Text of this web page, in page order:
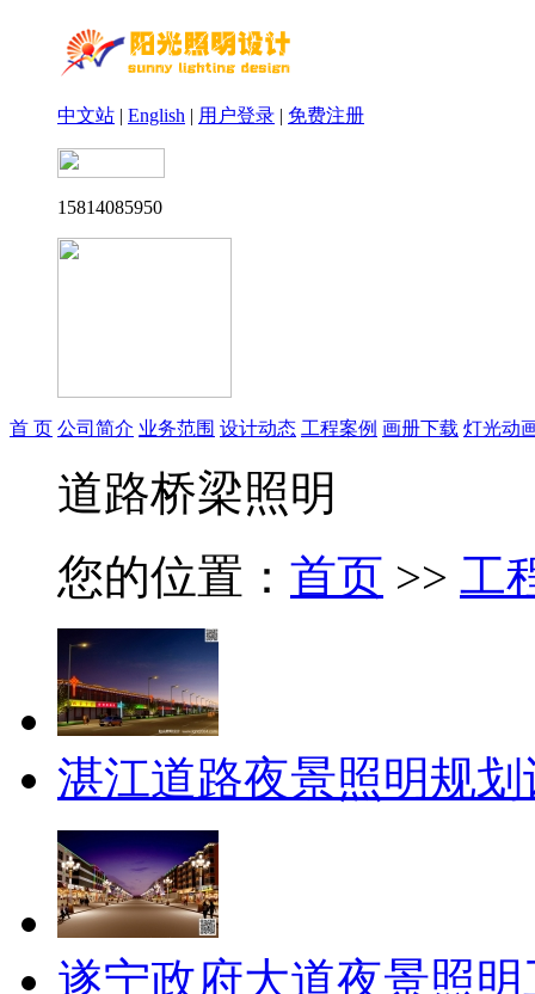
中文站 | English | 用户登录 | 免费注册
15814085950
首 页 公司简介 业务范围 设计动态 工程案例 画册下载 灯光动
道路桥梁照明
您的位置： 首页 >> 工
湛江道路夜景照明规划
遂宁政府大道夜景照明